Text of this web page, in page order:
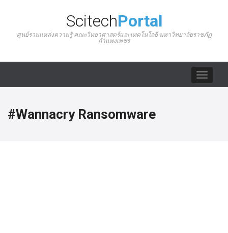
ScitechPortal
ศูนย์รวมแหล่งความรู้ คณะวิทยาศาสตร์และเทคโนโลยี มหาวิทยาลัยราชภัฏ
กำแพงเพชร
Toggle
#Wannacry Ransomware